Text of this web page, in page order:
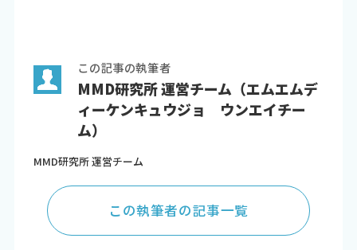
この記事の執筆者
MMD研究所 運営チーム（エムエムデ
ィーケンキュウジョ ウンエイチー
ム）
MMD研究所 運営チーム
この執筆者の記事一覧